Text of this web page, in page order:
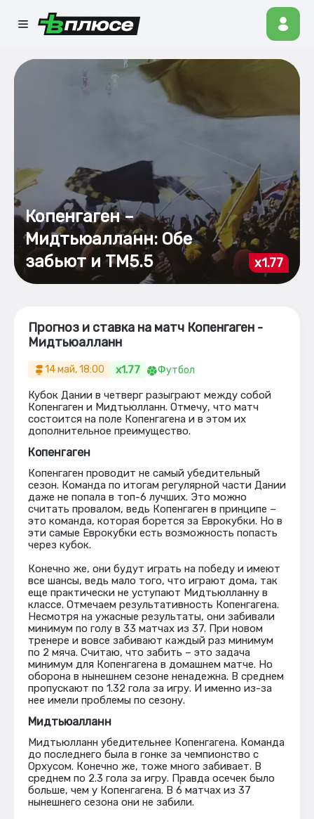
Копенгаген –
Мидтьюалланн: Обе
забьют и ТМ5.5
x1.77
Прогноз и ставка на матч Копенгаген -
Мидтьюалланн
14 май, 18:00 x1.77 Футбол
Кубок Дании в четверг разыграют между собой
Копенгаген и Мидтьюлланн. Отмечу, что матч
состоится на поле Копенгагена и в этом их
дополнительное преимущество.
Копенгаген
Копенгаген проводит не самый убедительный
сезон. Команда по итогам регулярной части Дании
даже не попала в топ-6 лучших. Это можно
считать провалом, ведь Копенгаген в принципе –
это команда, которая борется за Еврокубки. Но в
эти самые Еврокубки есть возможность попасть
через кубок.
Конечно же, они будут играть на победу и имеют
все шансы, ведь мало того, что играют дома, так
еще практически не уступают Мидтьюлланну в
классе. Отмечаем результативность Копенгагена.
Несмотря на ужасные результаты, они забивали
минимум по голу в 33 матчах из 37. При новом
тренере и вовсе забивают каждый раз минимум
по 2 мяча. Считаю, что забить – это задача
минимум для Копенгагена в домашнем матче. Но
оборона в нынешнем сезоне ненадежна. В среднем
пропускают по 1.32 гола за игру. И именно из-за
нее имели проблемы по сезону.
Мидтьюалланн
Мидтьюлланн убедительнее Копенгагена. Команда
до последнего была в гонке за чемпионство с
Орхусом. Конечно же, тоже много забивает. В
среднем по 2.3 гола за игру. Правда осечек было
больше, чем у Копенгагена. В 6 матчах из 37
нынешнего сезона они не забили.